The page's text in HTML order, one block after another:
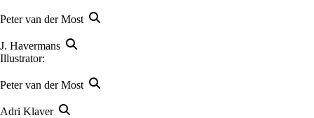
Peter van der Most
J. Havermans
Illustrator:
Peter van der Most
Adri Klaver